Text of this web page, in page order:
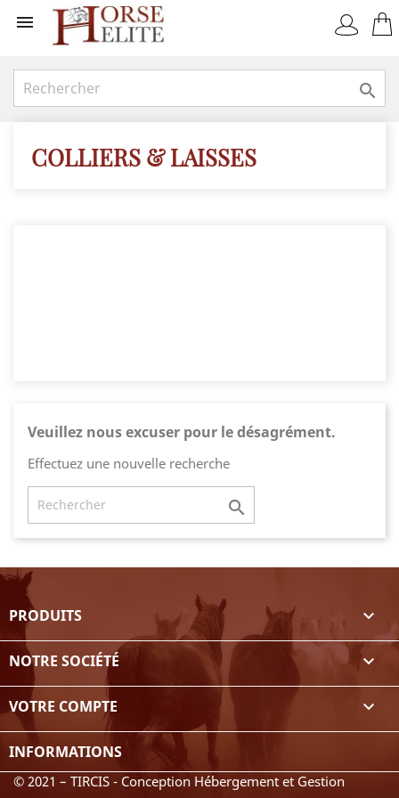


COLLIERS & LAISSES
Veuillez nous excuser pour le désagrément.
Effectuez une nouvelle recherche

PRODUITS 
NOTRE SOCIÉTÉ 
VOTRE COMPTE 
INFORMATIONS
© 2021 – TIRCIS - Conception Hébergement et Gestion